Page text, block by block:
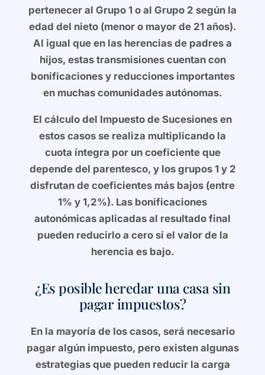
pertenecer al Grupo 1 o al Grupo 2 según la
edad del nieto (menor o mayor de 21 años).
Al igual que en las herencias de padres a
hijos, estas transmisiones cuentan con
bonificaciones y reducciones importantes
en muchas comunidades autónomas.
El cálculo del Impuesto de Sucesiones en
estos casos se realiza multiplicando la
cuota íntegra por un coeficiente que
depende del parentesco, y los grupos 1 y 2
disfrutan de coeficientes más bajos (entre
1% y 1,2%). Las bonificaciones
autonómicas aplicadas al resultado final
pueden reducirlo a cero si el valor de la
herencia es bajo.
¿Es posible heredar una casa sin
pagar impuestos?
En la mayoría de los casos, será necesario
pagar algún impuesto, pero existen algunas
estrategias que pueden reducir la carga